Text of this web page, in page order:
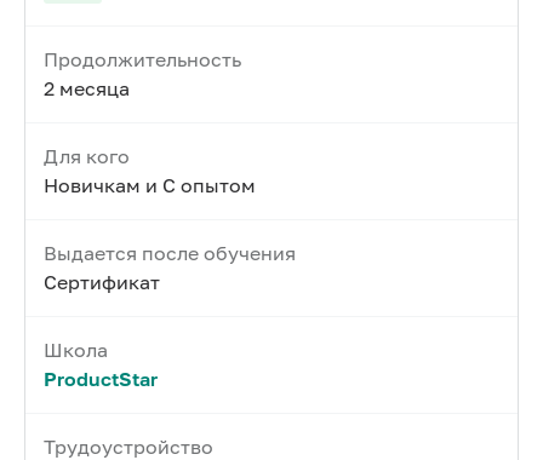
Продолжительность
2 месяца
Для кого
Новичкам и С опытом
Выдается после обучения
Сертификат
Школа
ProductStar
Трудоустройство